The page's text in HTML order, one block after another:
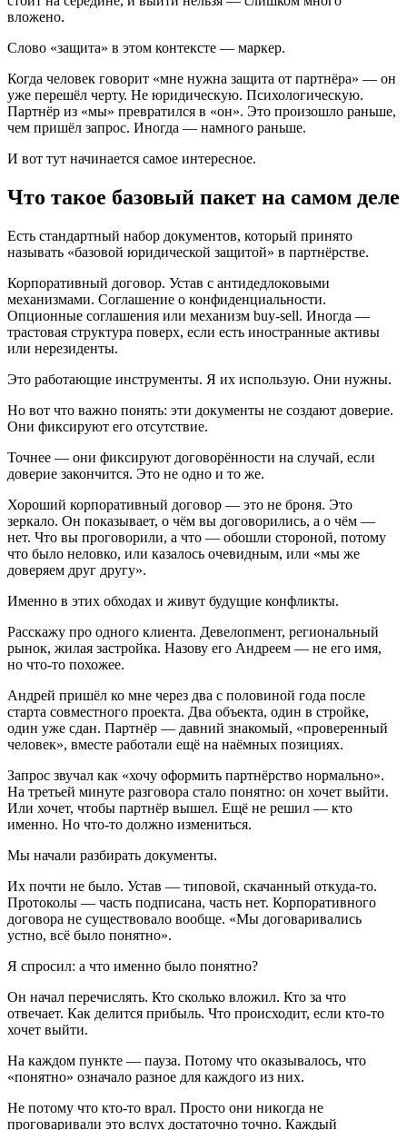
вложено.
Слово «защита» в этом контексте — маркер.
Когда человек говорит «мне нужна защита от партнёра» — он
уже перешёл черту. Не юридическую. Психологическую.
Партнёр из «мы» превратился в «он». Это произошло раньше,
чем пришёл запрос. Иногда — намного раньше.
И вот тут начинается самое интересное.
Что такое базовый пакет на самом деле
Есть стандартный набор документов, который принято
называть «базовой юридической защитой» в партнёрстве.
Корпоративный договор. Устав с антидедлоковыми
механизмами. Соглашение о конфиденциальности.
Опционные соглашения или механизм buy-sell. Иногда —
трастовая структура поверх, если есть иностранные активы
или нерезиденты.
Это работающие инструменты. Я их использую. Они нужны.
Но вот что важно понять: эти документы не создают доверие.
Они фиксируют его отсутствие.
Точнее — они фиксируют договорённости на случай, если
доверие закончится. Это не одно и то же.
Хороший корпоративный договор — это не броня. Это
зеркало. Он показывает, о чём вы договорились, а о чём —
нет. Что вы проговорили, а что — обошли стороной, потому
что было неловко, или казалось очевидным, или «мы же
доверяем друг другу».
Именно в этих обходах и живут будущие конфликты.
Расскажу про одного клиента. Девелопмент, региональный
рынок, жилая застройка. Назову его Андреем — не его имя,
но что-то похожее.
Андрей пришёл ко мне через два с половиной года после
старта совместного проекта. Два объекта, один в стройке,
один уже сдан. Партнёр — давний знакомый, «проверенный
человек», вместе работали ещё на наёмных позициях.
Запрос звучал как «хочу оформить партнёрство нормально».
На третьей минуте разговора стало понятно: он хочет выйти.
Или хочет, чтобы партнёр вышел. Ещё не решил — кто
именно. Но что-то должно измениться.
Мы начали разбирать документы.
Их почти не было. Устав — типовой, скачанный откуда-то.
Протоколы — часть подписана, часть нет. Корпоративного
договора не существовало вообще. «Мы договаривались
устно, всё было понятно».
Я спросил: а что именно было понятно?
Он начал перечислять. Кто сколько вложил. Кто за что
отвечает. Как делится прибыль. Что происходит, если кто-то
хочет выйти.
На каждом пункте — пауза. Потому что оказывалось, что
«понятно» означало разное для каждого из них.
Не потому что кто-то врал. Просто они никогда не
проговаривали это вслух достаточно точно. Каждый